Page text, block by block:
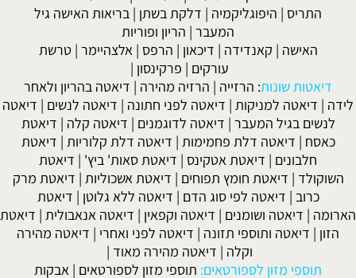
התריס | היפוגליקמיה | דלקת בשתן | בריאות האישה גיל
המעבר | הריון ופוריות
האישה | קאנדידה | דיכאון | הרפס | אלצהיימר |טרשת
עורקים | פרקינסון |
דיאטות שונות: הרזייה | הרזיה מהירה | דיאטה בהריון ולאחר
לידה | דיאטה למניקות | דיאטה לפני חתונה | דיאטה לנשים | דיאטה
לנשים בגיל המעבר | דיאטה לדוגמנים | דיאטה קלה | דיאטת
כאסח | דיאטה דלת פחמימות | דיאטה דלת קלוריות | דיאטת
חלבונים | דיאטת אטקינס | דיאטת סאות' ביץ' | דיאטת
השוקולד | דיאטת חומץ תפוחים | דיאטת אשכוליות | דיאטת מרק
כרוב | דיאטה לפי סוג הדם | דיאטה ללא גלוטן | דיאטת
הארומה | דיאטה ושומנים | דיאטה וקפאין | דיאטה אנאבולית | דיאטת
הזון | דיאטה ותוספי תזונה | דיאטה לפני ואחרי | דיאטה מהירה
וקלה | דיאטה מהירה מאוד |
תוספי מזון לספורטאים: תוספי מזון לספורטאים | אבקות